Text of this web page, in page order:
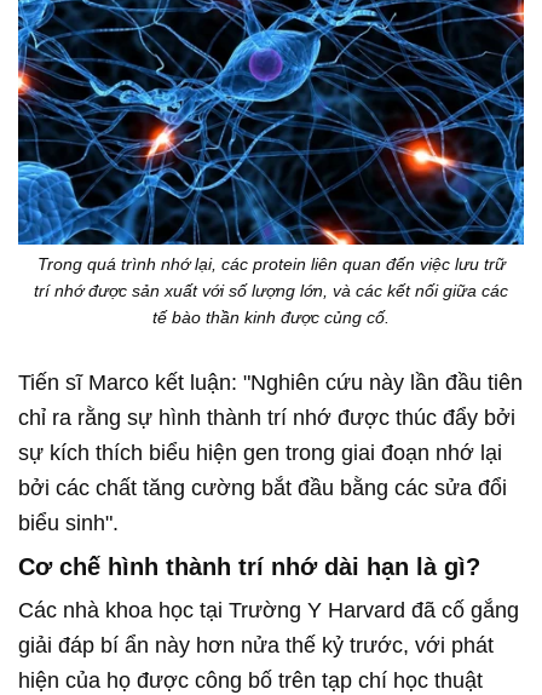
Trong quá trình nhớ lại, các protein liên quan đến việc lưu trữ
trí nhớ được sản xuất với số lượng lớn, và các kết nối giữa các
tế bào thần kinh được củng cố.
Tiến sĩ Marco kết luận: "Nghiên cứu này lần đầu tiên
chỉ ra rằng sự hình thành trí nhớ được thúc đẩy bởi
sự kích thích biểu hiện gen trong giai đoạn nhớ lại
bởi các chất tăng cường bắt đầu bằng các sửa đổi
biểu sinh".
Cơ chế hình thành trí nhớ dài hạn là gì?
Các nhà khoa học tại Trường Y Harvard đã cố gắng
giải đáp bí ẩn này hơn nửa thế kỷ trước, với phát
hiện của họ được công bố trên tạp chí học thuật